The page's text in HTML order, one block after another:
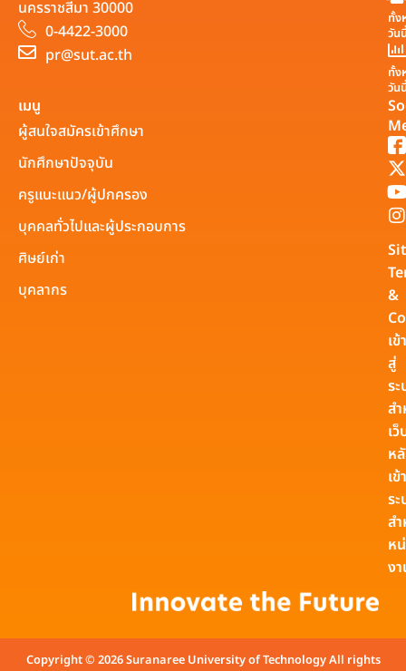
นครราชสีมา 30000
0-4422-3000
pr@sut.ac.th
ทั้ง
วัน
ทั้ง
วัน
เมนู
ผู้สนใจสมัครเข้าศึกษา
นักศึกษาปัจจุบัน
ครูแนะแนว/ผู้ปกครอง
บุคคลทั่วไปและผู้ประกอบการ
ศิษย์เก่า
บุคลากร
&
เข้า
สู่
ร
ส
เ
ห
เข้
ร
ส
ห
ง
Copyright © 2026 Suranaree University of Technology All rights